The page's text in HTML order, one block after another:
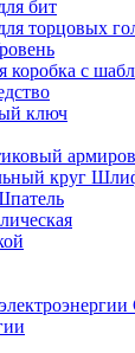
бит
торцовых
коробка с
ключ